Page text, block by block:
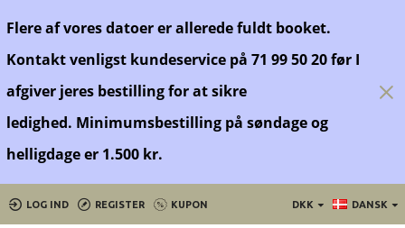
Flere af vores datoer er allerede fuldt booket.
Kontakt venligst kundeservice på 71 99 50 20 før I
afgiver jeres bestilling for at sikre
ledighed. Minimumsbestilling på søndage og
helligdage er 1.500 kr.
LOG IND REGISTER KUPON DKK DANSK